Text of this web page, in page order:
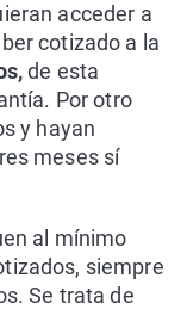
acceder a
cotizado a la
de esta
Por otro
y hayan
meses sí
al mínimo
siempre
Se trata de